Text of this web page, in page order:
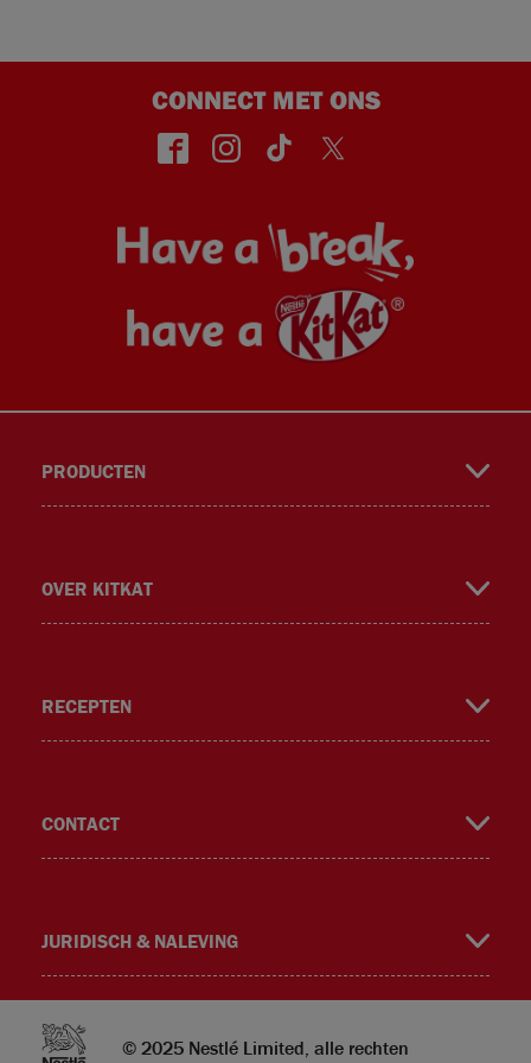
CONNECT MET ONS
face insta TikT Twitt
PRODUCTEN
OVER KITKAT
RECEPTEN
CONTACT
JURIDISCH & NALEVING
© 2025 Nestlé Limited, alle rechten